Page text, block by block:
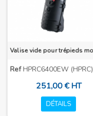
RefHPRC6400EW (HPRC)
251,00 € HT
DÉTAILS